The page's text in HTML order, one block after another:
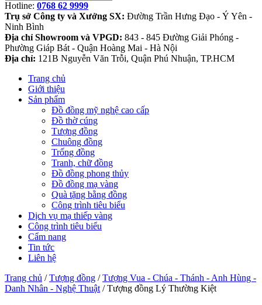
Hotline: 0768 62 9999
Trụ sở Công ty và Xưởng SX: Đường Trần Hưng Đạo - Ý Yên -
Ninh Bình
Địa chỉ Showroom và VPGD: 843 - 845 Đường Giải Phóng -
Phường Giáp Bát - Quận Hoàng Mai - Hà Nội
Địa chỉ: 121B Nguyễn Văn Trỗi, Quận Phú Nhuận, TP.HCM
Trang chủ
Giới thiệu
Sản phẩm
Đồ đồng mỹ nghệ cao cấp
Đồ thờ cúng
Tượng đồng
Chuông đồng
Trống đồng
Tranh, chữ đồng
Đồ đồng phong thủy
Đồ đồng mạ vàng
Quà tặng bằng đồng
Công trình tiêu biểu
Dịch vụ mạ thiếp vàng
Công trình tiêu biểu
Cẩm nang
Tin tức
Liên hệ
Trang chủ /Tượng đồng /Tượng Vua - Chúa - Thánh - Anh Hùng -
Danh Nhân - Nghệ Thuật/ Tượng đồng Lý Thường Kiệt